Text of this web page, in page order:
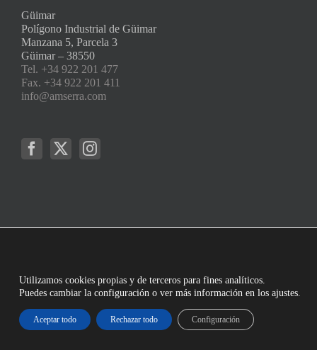
Güimar
Polígono Industrial de Güimar
Manzana 5, Parcela 3
Güimar – 38550
Tel. +34 922 201 477
Fax. +34 922 201 411
info@amserra.com
Utilizamos cookies propias y de terceros para fines analíticos.
Puedes cambiar la configuración o ver más información en los ajustes.
Aceptar todo Rechazar todo Configuración